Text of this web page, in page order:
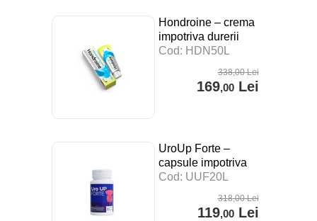
Hondroine – crema
impotriva durerii
articulare – 50 ml
Cod: HDN50L
338,00Lei
169,00Lei
UroUp Forte –
capsule impotriva
prostatitei – 20 cps
Cod: UUF20L
318,00Lei
119,00Lei